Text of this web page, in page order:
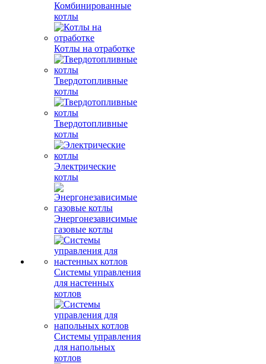
Комбинированные
котлы
Котлы на отработке
Твердотопливные
котлы
Твердотопливные
котлы
Электрические
котлы
Энергонезависимые
газовые котлы
Системы управления
для настенных
котлов
Системы управления
для напольных
котлов